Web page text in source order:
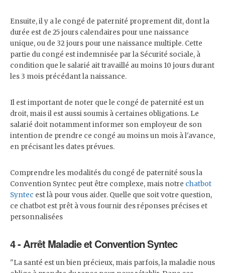
Ensuite, il y a le congé de paternité proprement dit, dont la
durée est de 25 jours calendaires pour une naissance
unique, ou de 32 jours pour une naissance multiple. Cette
partie du congé est indemnisée par la Sécurité sociale, à
condition que le salarié ait travaillé au moins 10 jours durant
les 3 mois précédant la naissance.
Il est important de noter que le congé de paternité est un
droit, mais il est aussi soumis à certaines obligations. Le
salarié doit notamment informer son employeur de son
intention de prendre ce congé au moins un mois à l'avance,
en précisant les dates prévues.
Comprendre les modalités du congé de paternité sous la
Convention Syntec peut être complexe, mais notre chatbot
Syntec est là pour vous aider. Quelle que soit votre question,
ce chatbot est prêt à vous fournir des réponses précises et
personnalisées
4 - Arrêt Maladie et Convention Syntec
"La santé est un bien précieux, mais parfois, la maladie nous